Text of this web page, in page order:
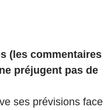
(les commentaires
préjugent pas de
ses prévisions face